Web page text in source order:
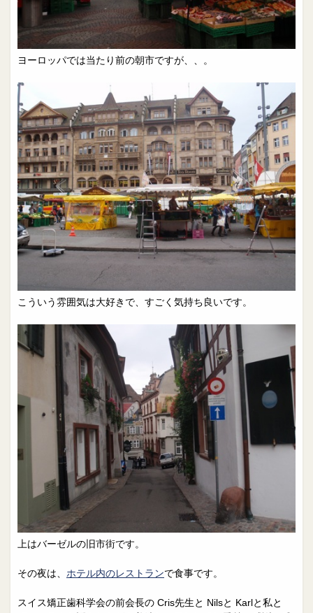
ヨーロッパでは当たり前の朝市ですが、、。
こういう雰囲気は大好きで、すごく気持ち良いです。
上はバーゼルの旧市街です。
その夜は、 ホテル内のレストランで食事です。
スイス矯正歯科学会の前会長の Cris先生と Nilsと Karlと私と